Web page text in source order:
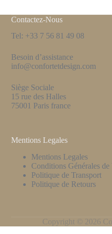
Contactez-Nous
Tel: +33 7 56 81 49 08
Besoin d’assistance
info@confortetdesign.com
Siège Sociale
15 rue des Halles
75001 Paris france
Mentions Legales
Mentions Legales
Conditions Générales de
Politique de Transport
Politique de Retours
Copyright © 2026